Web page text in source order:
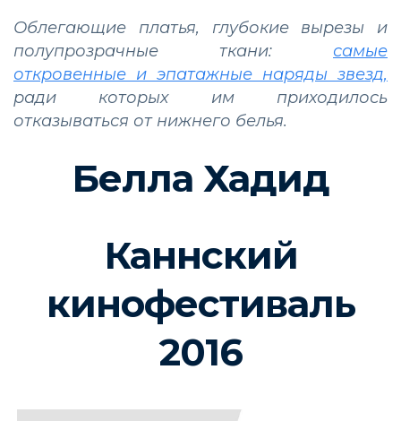
Облегающие платья, глубокие вырезы и
полупрозрачные ткани: самые
откровенные и эпатажные наряды звезд,
ради которых им приходилось
отказываться от нижнего белья.
Белла Хадид
Каннский
кинофестиваль
2016